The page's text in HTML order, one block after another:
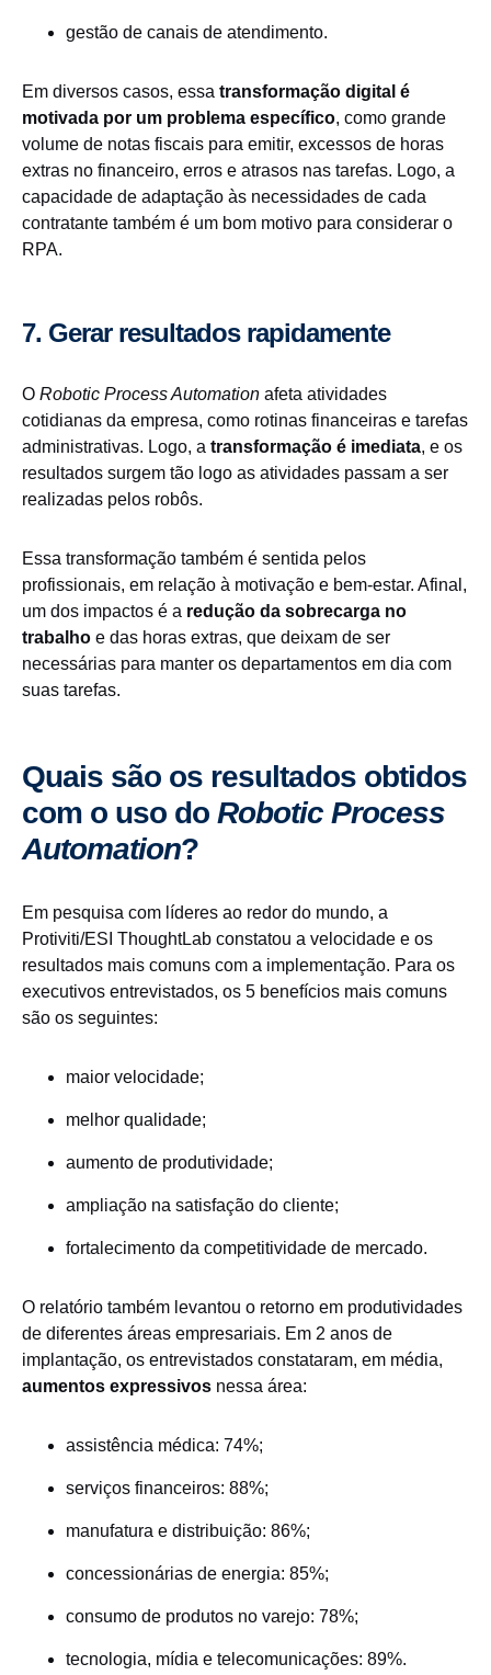
gestão de canais de atendimento.
Em diversos casos, essa transformação digital é
motivada por um problema específico, como grande
volume de notas fiscais para emitir, excessos de horas
extras no financeiro, erros e atrasos nas tarefas. Logo, a
capacidade de adaptação às necessidades de cada
contratante também é um bom motivo para considerar o
RPA.
7. Gerar resultados rapidamente
O Robotic Process Automation afeta atividades
cotidianas da empresa, como rotinas financeiras e tarefas
administrativas. Logo, a transformação é imediata, e os
resultados surgem tão logo as atividades passam a ser
realizadas pelos robôs.
Essa transformação também é sentida pelos
profissionais, em relação à motivação e bem-estar. Afinal,
um dos impactos é a redução da sobrecarga no
trabalho e das horas extras, que deixam de ser
necessárias para manter os departamentos em dia com
suas tarefas.
Quais são os resultados obtidos
com o uso do Robotic Process
Automation?
Em pesquisa com líderes ao redor do mundo, a
Protiviti/ESI ThoughtLab constatou a velocidade e os
resultados mais comuns com a implementação. Para os
executivos entrevistados, os 5 benefícios mais comuns
são os seguintes:
maior velocidade;
melhor qualidade;
aumento de produtividade;
ampliação na satisfação do cliente;
fortalecimento da competitividade de mercado.
O relatório também levantou o retorno em produtividades
de diferentes áreas empresariais. Em 2 anos de
implantação, os entrevistados constataram, em média,
aumentos expressivos nessa área:
assistência médica: 74%;
serviços financeiros: 88%;
manufatura e distribuição: 86%;
concessionárias de energia: 85%;
consumo de produtos no varejo: 78%;
tecnologia, mídia e telecomunicações: 89%.